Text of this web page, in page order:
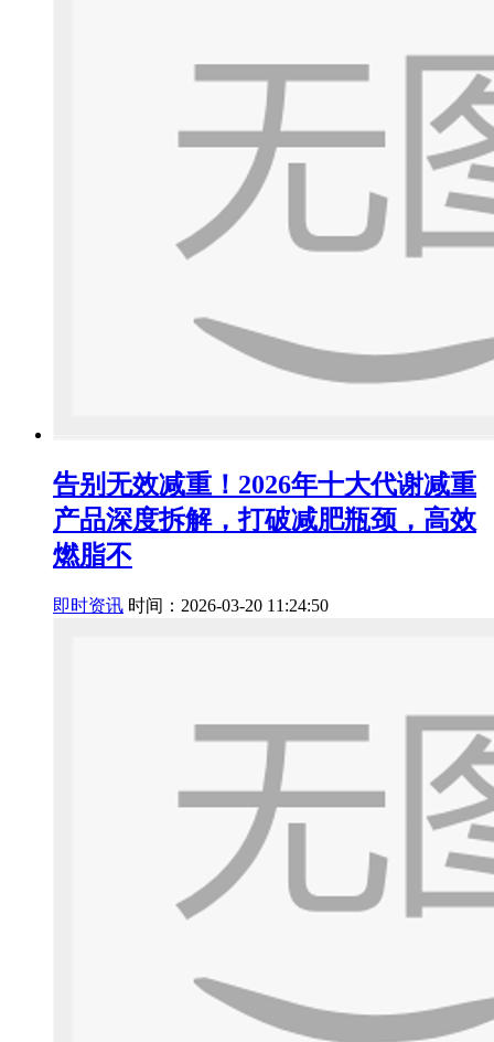
告别无效减重！2026年十大代谢减重
产品深度拆解，打破减肥瓶颈，高效
燃脂不
即时资讯 时间：2026-03-20 11:24:50